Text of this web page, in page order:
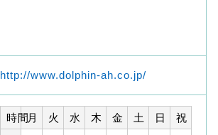
http://www.dolphin-ah.co.jp/
時間月 火 水 木 金 土 日
祝